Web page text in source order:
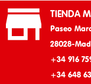
 TIENDA
Paseo
28028-
+34 916
+34 648